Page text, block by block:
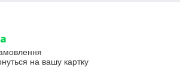
на вашу картку